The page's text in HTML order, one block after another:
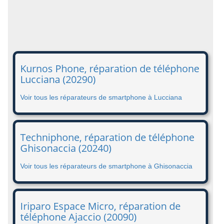
Kurnos Phone, réparation de téléphone
Lucciana (20290)
Voir tous les réparateurs de smartphone à Lucciana
Techniphone, réparation de téléphone
Ghisonaccia (20240)
Voir tous les réparateurs de smartphone à Ghisonaccia
Iriparo Espace Micro, réparation de
téléphone Ajaccio (20090)